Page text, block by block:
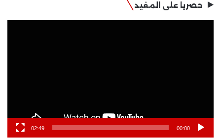
حصريا على المفيد
00:00
02:49